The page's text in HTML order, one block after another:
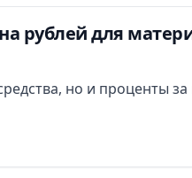
рублей для
но и проценты за